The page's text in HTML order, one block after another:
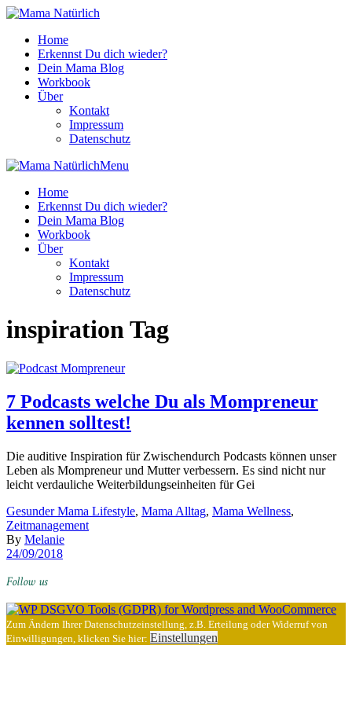
Home
Erkennst Du dich wieder?
Dein Mama Blog
Workbook
Über
Kontakt
Impressum
Datenschutz
Menu
Home
Erkennst Du dich wieder?
Dein Mama Blog
Workbook
Über
Kontakt
Impressum
Datenschutz
inspiration Tag
7 Podcasts welche Du als Mompreneur
kennen solltest!
Die auditive Inspiration für Zwischendurch Podcasts können unser
Leben als Mompreneur und Mutter verbessern. Es sind nicht nur
leicht verdauliche Weiterbildungseinheiten für Gei
Gesunder Mama Lifestyle, Mama Alltag, Mama Wellness,
Zeitmanagement
By Melanie
24/09/2018
Follow us
Zum Ändern Ihrer Datenschutzeinstellung, z.B. Erteilung oder Widerruf von
Einwilligungen, klicken Sie hier: Einstellungen